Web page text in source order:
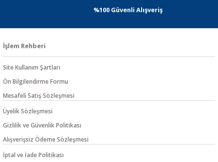
%100 Güvenli Alışveriş
İşlem Rehberi
Site Kullanım Şartları
Ön Bilgilendirme Formu
Mesafeli Satış Sözleşmesi
Üyelik Sözleşmesi
Gizlilik ve Güvenlik Politikası
Alışverişsiz Ödeme Sözleşmesi
İptal ve İade Politikası